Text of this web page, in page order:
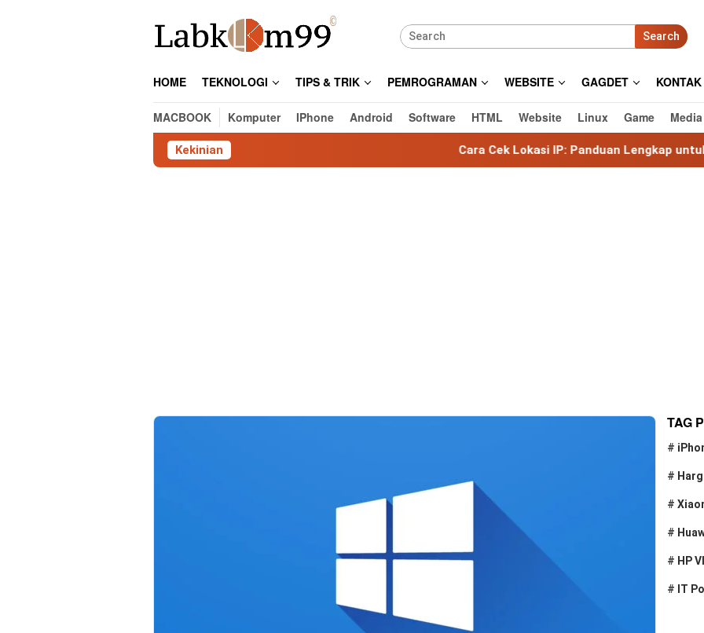
Search
HOME TEKNOLOGI TIPS & TRIK PEMROGRAMAN WEBSITE GAGDET
MACBOOK Komputer IPhone Android Software HTML Website Linux Game
Kekinian Cara Cek Lokasi IP: Panduan Lengkap untuk
TAG
#
#
#
#
# HP
# IT